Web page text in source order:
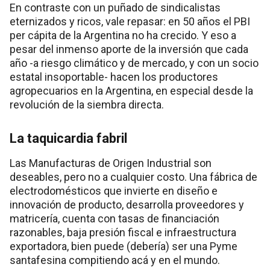
En contraste con un puñado de sindicalistas
eternizados y ricos, vale repasar: en 50 años el PBI
per cápita de la Argentina no ha crecido. Y eso a
pesar del inmenso aporte de la inversión que cada
año -a riesgo climático y de mercado, y con un socio
estatal insoportable- hacen los productores
agropecuarios en la Argentina, en especial desde la
revolución de la siembra directa.
La taquicardia fabril
Las Manufacturas de Origen Industrial son
deseables, pero no a cualquier costo. Una fábrica de
electrodomésticos que invierte en diseño e
innovación de producto, desarrolla proveedores y
matricería, cuenta con tasas de financiación
razonables, baja presión fiscal e infraestructura
exportadora, bien puede (debería) ser una Pyme
santafesina compitiendo acá y en el mundo.